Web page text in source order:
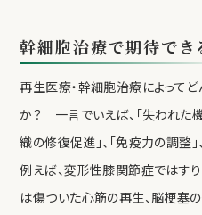
幹細胞治療で期待でき
再生医療・幹細胞治療によって
か？ 一言でいえば、「失われた
織の修復促進」、「免疫力の調整
例えば、変形性膝関節症ではす
は傷ついた心筋の再生、脳梗塞